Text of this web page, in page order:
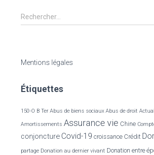
R
e
r
h
r
Rechercher…
Mentions légales
Étiquettes
150-O B Ter Abus de biens sociaux Abus de droit
Amortissements Assurance vie Chine
conjoncture Covid-19 croissance Crédit
partage Donation au dernier vivant Donation entre